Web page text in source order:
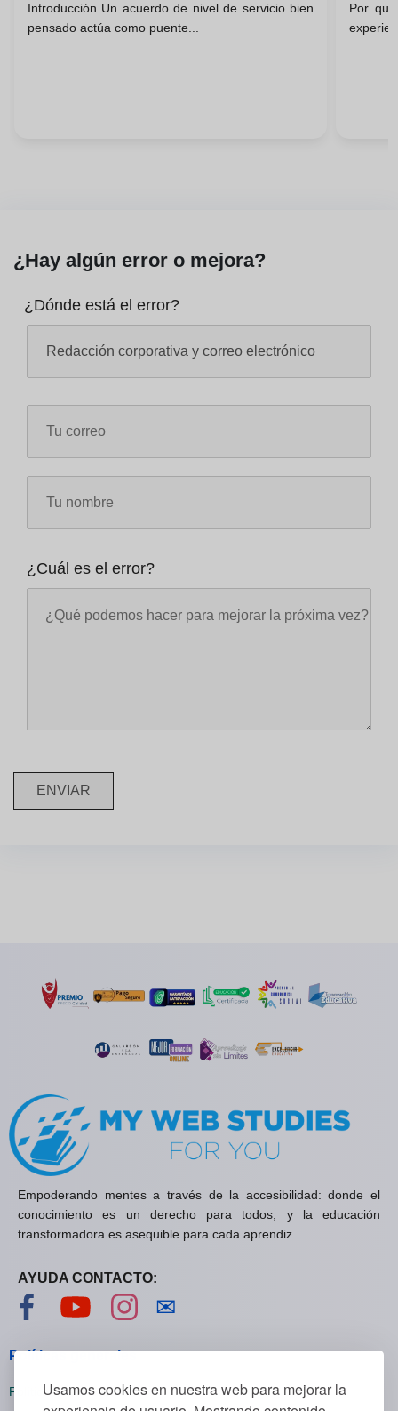
Usamos cookies en nuestra web para mejorar la
Introducción Un acuerdo de nivel de servicio bien
pensado actúa como puente...
Por
¿Hay algún error o mejora?
¿Dónde está el error?
¿Cuál es el error?
ENVIAR
Empoderando mentes a través de la accesibilidad: donde el
conocimiento es un derecho para todos, y la educación
transformadora es asequible para cada aprendiz.
AYUDA CONTACTO:
Visítanos en Facebook
Visítanos en YouTube
Visítanos en Instagram
✉
Políticas generales
Políticas de privacidad